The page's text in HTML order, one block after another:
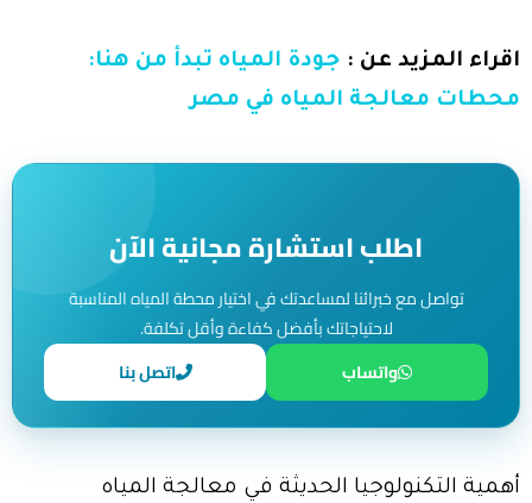
اقراء المزيد عن : جودة المياه تبدأ من هنا:
محطات معالجة المياه في مصر
اطلب استشارة مجانية الآن
تواصل مع خبرائنا لمساعدتك في اختيار محطة المياه المناسبة
لاحتياجاتك بأفضل كفاءة وأقل تكلفة.
واتساب
اتصل بنا
أهمية التكنولوجيا الحديثة في معالجة المياه